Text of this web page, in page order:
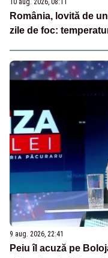
10 aug. 2026, 08:11
România, lovită de
zile de foc:
9 aug. 2026, 22:41
Peiu îl acuză pe